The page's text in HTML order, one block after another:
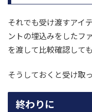
それでも受け渡すアイ
ントの埋込みをしたフ
を渡して比較確認して
そうしておくと受け取
終わりに